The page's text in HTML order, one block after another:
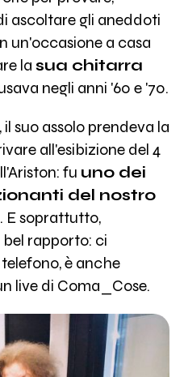
ascoltare gli aneddoti
un'occasione a casa
la sua chitarra
negli anni '60 e '70.
suo assolo prendeva la
all'esibizione del 4
fu uno dei
del nostro
. E soprattutto,
rapporto: ci
è anche
live di Coma_Cose.